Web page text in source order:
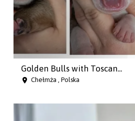
Golden Bulls with Toscan...
Chełmża , Polska